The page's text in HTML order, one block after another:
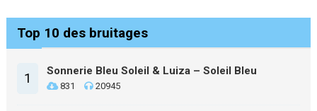
Top 10 des bruitages
1 Sonnerie Bleu Soleil & Luiza – Soleil Bleu
831 20945